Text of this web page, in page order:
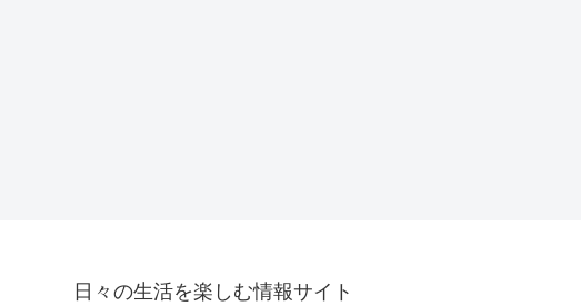
日々の生活を楽しむ情報サイト